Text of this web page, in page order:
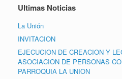
Ultimas Noticias
La Unión
INVITACION
EJECUCION DE CREACION Y
ASOCIACION DE PERSONAS
PARROQUIA LA UNION